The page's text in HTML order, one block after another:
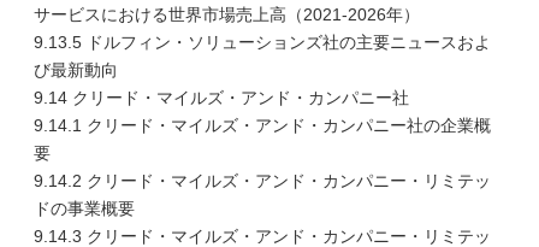
サービスにおける世界市場売上高（2021-2026年）
9.13.5 ドルフィン・ソリューションズ社の主要ニュースおよ
び最新動向
9.14 クリード・マイルズ・アンド・カンパニー社
9.14.1 クリード・マイルズ・アンド・カンパニー社の企業概
要
9.14.2 クリード・マイルズ・アンド・カンパニー・リミテッ
ドの事業概要
9.14.3 クリード・マイルズ・アンド・カンパニー・リミテッ